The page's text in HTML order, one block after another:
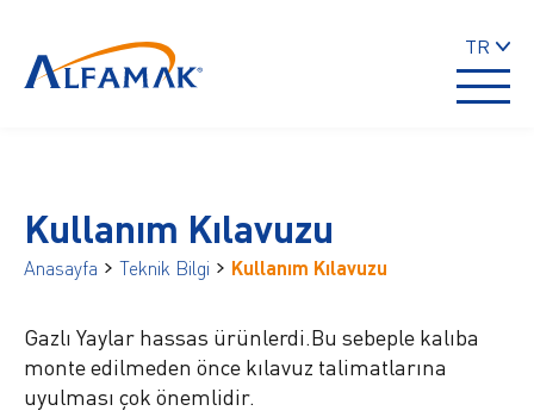
TR
Kullanım Kılavuzu
Anasayfa Teknik Bilgi Kullanım Kılavuzu
Gazlı Yaylar hassas ürünlerdi.Bu sebeple kalıba
monte edilmeden önce kılavuz talimatlarına
uyulması çok önemlidir.